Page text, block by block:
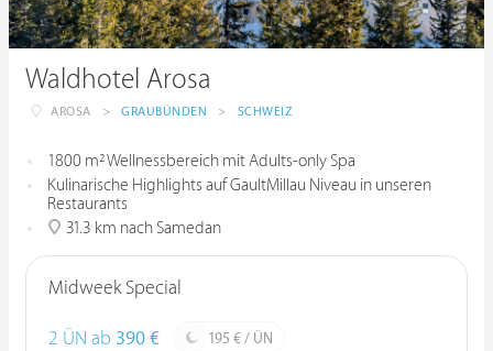
Waldhotel Arosa
AROSA > GRAUBÜNDEN > SCHWEIZ
1800 m² Wellnessbereich mit Adults-only Spa
Kulinarische Highlights auf GaultMillau Niveau in unseren
Restaurants
31.3 km nach Samedan
Midweek Special
2 ÜN ab 390 € 195 € / ÜN